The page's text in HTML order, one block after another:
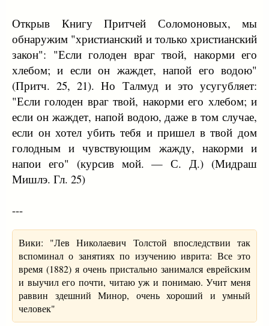
Открыв Книгу Притчей Соломоновых, мы
обнаружим "христианский и только христианский
закон": "Если голоден враг твой, накорми его
хлебом; и если он жаждет, напой его водою"
(Притч. 25, 21). Но Талмуд и это усугубляет:
"Если голоден враг твой, накорми его хлебом; и
если он жаждет, напой водою, даже в том случае,
если он хотел убить тебя и пришел в твой дом
голодным и чувствующим жажду, накорми и
напои его" (курсив мой. — С. Д.) (Мидраш
Мишлэ. Гл. 25)
---
Вики: "Лев Николаевич Толстой впоследствии так
вспоминал о занятиях по изучению иврита: Все это
время (1882) я очень пристально занимался еврейским
и выучил его почти, читаю уж и понимаю. Учит меня
раввин здешний Минор, очень хороший и умный
человек"